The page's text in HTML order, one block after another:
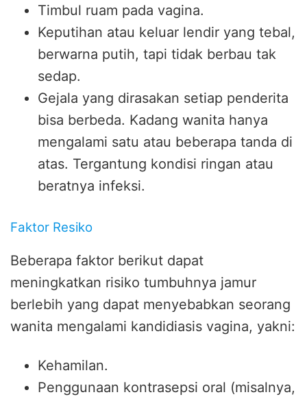
Timbul ruam pada vagina.
Keputihan atau keluar lendir yang tebal,
berwarna putih, tapi tidak berbau tak
sedap.
Gejala yang dirasakan setiap penderita
bisa berbeda. Kadang wanita hanya
mengalami satu atau beberapa tanda di
atas. Tergantung kondisi ringan atau
beratnya infeksi.
Faktor Resiko
Beberapa faktor berikut dapat
meningkatkan risiko tumbuhnya jamur
berlebih yang dapat menyebabkan seorang
wanita mengalami kandidiasis vagina, yakni:
Kehamilan.
Penggunaan kontrasepsi oral (misalnya,